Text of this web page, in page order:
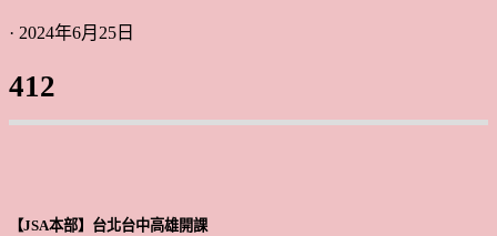
· 2024年6月25日
412
【JSA本部】台北台中高雄開課